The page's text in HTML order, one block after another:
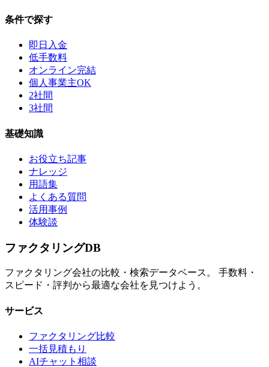
条件で探す
即日入金
低手数料
オンライン完結
個人事業主OK
2社間
3社間
基礎知識
お役立ち記事
ナレッジ
用語集
よくある質問
活用事例
体験談
ファクタリングDB
ファクタリング会社の比較・検索データベース。 手数料・
スピード・評判から最適な会社を見つけよう。
サービス
ファクタリング比較
一括見積もり
AIチャット相談